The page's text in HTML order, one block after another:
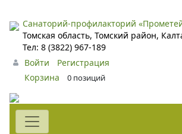
Санаторий-профилакторий
Томская область, Томский район,
Тел: 8 (3822) 967-189
Войти
Регистрация
Корзина
0 позиций